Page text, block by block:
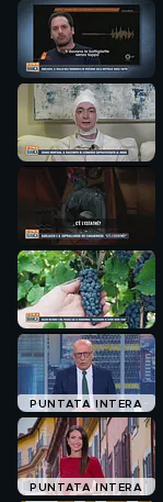
PUNTATA INTERA
PUNTATA INTERA